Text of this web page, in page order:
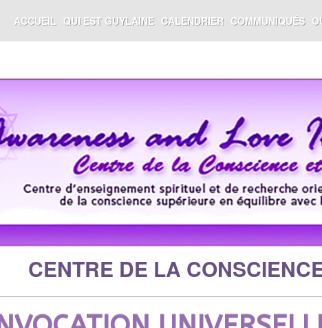
ACCUEIL QUI EST GUYLAINE CALENDRIER COMMUNIQUÉS
CENTRE DE LA